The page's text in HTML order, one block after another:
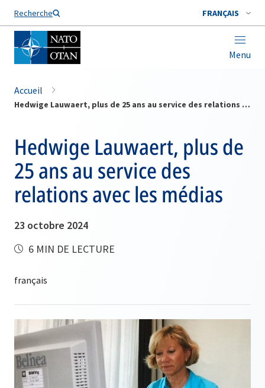
Recherche FRANÇAIS
Menu
Nom de famille*
Accueil
Hedwige Lauwaert, plus de 25 ans au service des relations avec les médias
Hedwige Lauwaert, plus de
25 ans au service des
relations avec les médias
23 octobre 2024
6 MIN DE LECTURE